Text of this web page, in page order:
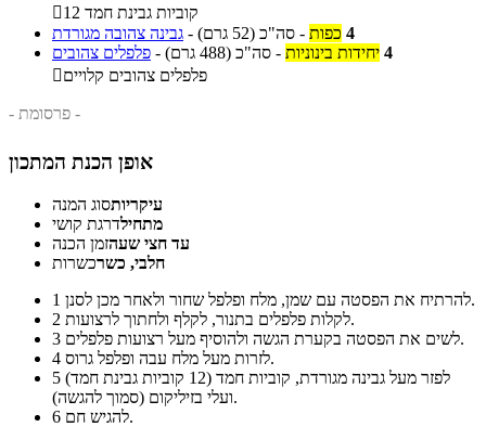

12 קוביות גבינת חמד
גבינה צהובה מגורדת - 4 כפות - סה"כ (52 גרם)
פלפלים צהובים - 4 יחידות בינוניות - סה"כ (488 גרם)
פלפלים צהובים קלויים
- פרסומת -
אופן הכנת המתכון
עיקריותסוג המנה
מתחילדרגת קושי
עד חצי שעהזמן הכנה
חלבי, כשרכשרות
1
להרתיח את הפסטה עם שמן, מלח ופלפל שחור ולאחר מכן לסנן.
2
לקלות פלפלים בתנור, לקלף ולחתוך לרצועות.
3
לשים את הפסטה בקערת הגשה ולהוסיף מעל רצועות פלפלים.
4
לזרות מעל מלח עבה ופלפל גרוס.
5
ועלי בזיליקום (סמוך להגשה).
6
להגיש חם.